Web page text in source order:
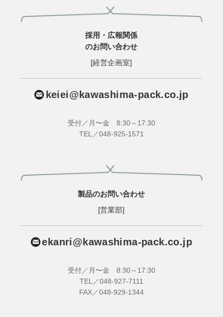
採用・広報関係
のお問い合わせ
[経営企画室]
keiei@kawashima-pack.co.jp
受付／月〜金 8:30～17:30
TEL／048-925-1571
製品のお問い合わせ
[営業部]
ekanri@kawashima-pack.co.jp
受付／月〜金 8:30～17:30
TEL／048-927-7111
FAX／048-929-1344